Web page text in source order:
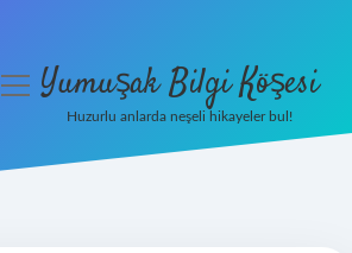
menüyüYumuşak Bilgi Köşesi
Huzurlu anlarda neşeli hikayeler bul!